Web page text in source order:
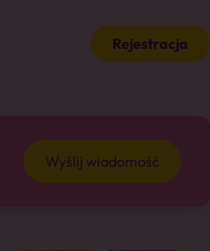
Rejestracja
Wyślij wiadomość